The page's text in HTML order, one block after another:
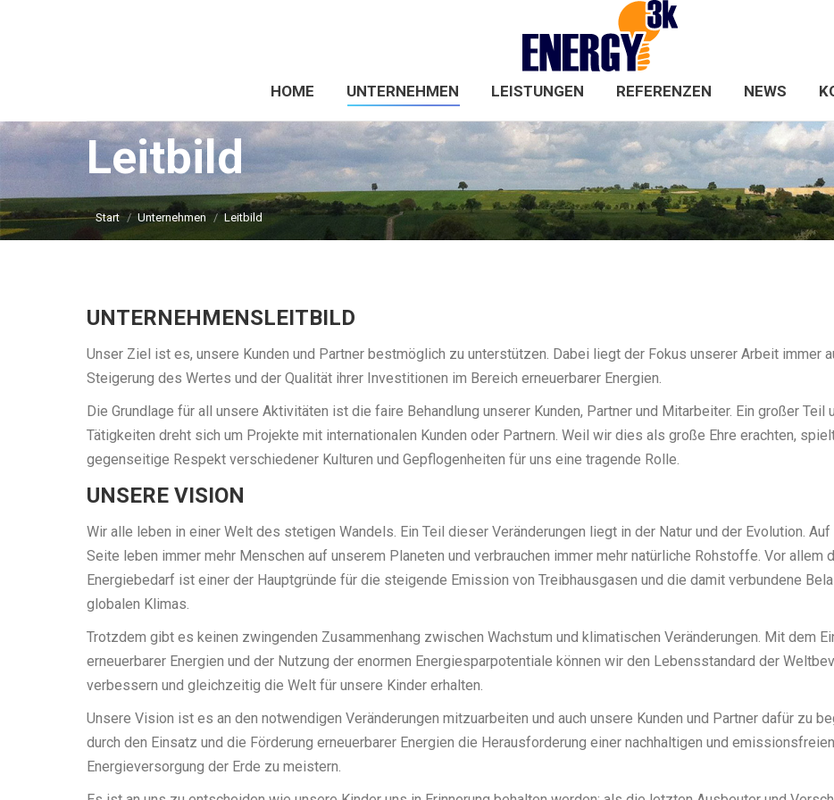
HOME UNTERNEHMEN LEISTUNGEN REFERENZEN NEWS
Leitbild
Sie befinden sich hier:
Start Unternehmen Leitbild
UNTERNEHMENSLEITBILD
Unser Ziel ist es, unsere Kunden und Partner bestmöglich zu unterstützen. Dabei liegt der Fokus unserer Arbeit immer
Steigerung des Wertes und der Qualität ihrer Investitionen im Bereich erneuerbarer Energien.
Die Grundlage für all unsere Aktivitäten ist die faire Behandlung unserer Kunden, Partner und Mitarbeiter. Ein großer Teil
Tätigkeiten dreht sich um Projekte mit internationalen Kunden oder Partnern. Weil wir dies als große Ehre erachten,
gegenseitige Respekt verschiedener Kulturen und Gepflogenheiten für uns eine tragende Rolle.
UNSERE VISION
Wir alle leben in einer Welt des stetigen Wandels. Ein Teil dieser Veränderungen liegt in der Natur und der Evolution. Auf
Seite leben immer mehr Menschen auf unserem Planeten und verbrauchen immer mehr natürliche Rohstoffe. Vor allem
Energiebedarf ist einer der Hauptgründe für die steigende Emission von Treibhausgasen und die damit verbundene
globalen Klimas.
Trotzdem gibt es keinen zwingenden Zusammenhang zwischen Wachstum und klimatischen Veränderungen. Mit dem
erneuerbarer Energien und der Nutzung der enormen Energiesparpotentiale können wir den Lebensstandard der
verbessern und gleichzeitig die Welt für unsere Kinder erhalten.
Unsere Vision ist es an den notwendigen Veränderungen mitzuarbeiten und auch unsere Kunden und Partner dafür zu
durch den Einsatz und die Förderung erneuerbarer Energien die Herausforderung einer nachhaltigen und emissionsfreien
Energieversorgung der Erde zu meistern.
UNTERNEHMEN